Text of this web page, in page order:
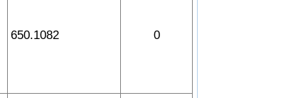
650.1082 0